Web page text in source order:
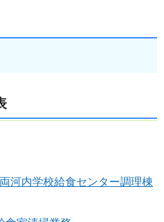
河内学校給食センター調理棟